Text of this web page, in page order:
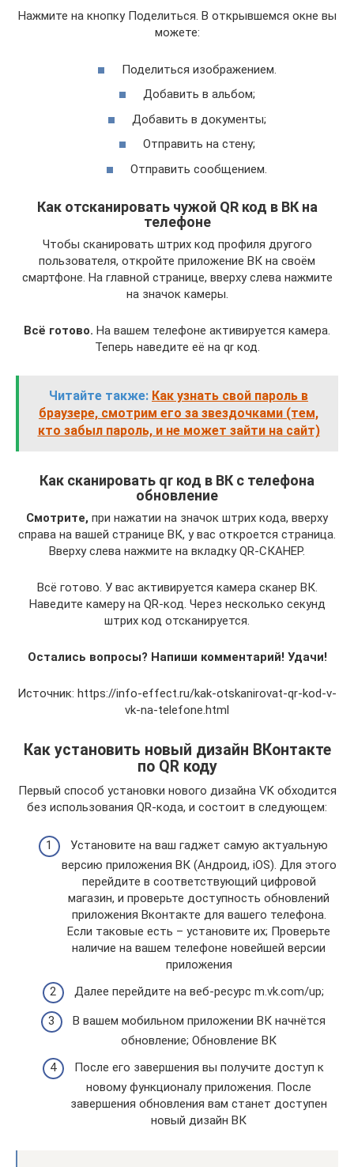
Нажмите на кнопку Поделиться. В открывшемся окне вы
можете:
Поделиться изображением.
Добавить в альбом;
Добавить в документы;
Отправить на стену;
Отправить сообщением.
Как отсканировать чужой QR код в ВК на
телефоне
Чтобы сканировать штрих код профиля другого
пользователя, откройте приложение ВК на своём
смартфоне. На главной странице, вверху слева нажмите
на значок камеры.
Всё готово. На вашем телефоне активируется камера.
Теперь наведите её на qr код.
Читайте также: Как узнать свой пароль в
браузере, смотрим его за звездочками (тем,
кто забыл пароль, и не может зайти на сайт)
Как сканировать qr код в ВК с телефона
обновление
Смотрите, при нажатии на значок штрих кода, вверху
справа на вашей странице ВК, у вас откроется страница.
Вверху слева нажмите на вкладку QR-СКАНЕР.
Всё готово. У вас активируется камера сканер ВК.
Наведите камеру на QR-код. Через несколько секунд
штрих код отсканируется.
Остались вопросы? Напиши комментарий! Удачи!
Источник: https://info-effect.ru/kak-otskanirovat-qr-kod-v-
vk-na-telefone.html
Как установить новый дизайн ВКонтакте
по QR коду
Первый способ установки нового дизайна VK обходится
без использования QR-кода, и состоит в следующем:
Установите на ваш гаджет самую актуальную
версию приложения ВК (Андроид, iOS). Для этого
перейдите в соответствующий цифровой
магазин, и проверьте доступность обновлений
приложения Вконтакте для вашего телефона.
Если таковые есть – установите их; Проверьте
наличие на вашем телефоне новейшей версии
приложения
Далее перейдите на веб-ресурс m.vk.com/up;
В вашем мобильном приложении ВК начнётся
обновление; Обновление ВК
После его завершения вы получите доступ к
новому функционалу приложения. После
завершения обновления вам станет доступен
новый дизайн ВК